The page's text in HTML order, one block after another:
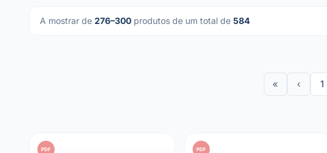
A mostrar de 276–300 produtos de um total de 584
« ‹ 1
PDF PDF